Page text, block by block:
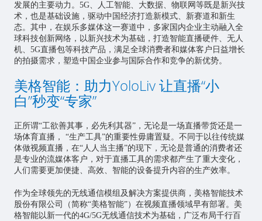
发展的主要动力。5G、
人工智能、大数据、物联网等既是新兴技
术，也是基础设施，驱动中国经济打造新模式、新赛道和新生
态。其中，在娱乐多媒体这一赛道中，多家国内企业主动融入全
球科技创新网络，以新兴技术为基础，打造智能直播硬件、无人
机、5G直播包等科技产品，满足全球消费者和媒体客户日益增长
的拍摄需求，塑造中国企业参与国际合作和竞争的新优势。
美格智能：助力YoloLiv 让直播“小
白”秒变“专家”
正所谓“工欲善其事，必先利其器”，无论是一场直播带货还是一
场体育直播， “生产工具”的重要性毋庸置疑。不同于以往传统媒
体做视频直播，在“人人当主播”的现下，无论是普通的消费者还
是专业的流媒体客户，对于直播工具的需求都产生了重大变化，
人们需要更加便捷、高效、智能的设备提升内容的生产效率。
作为全球领先的无线通信模组及解决方案提供商，美格智能技术
股份有限公司（简称“美格智能”）在视频直播领域早有部署。美
格智能以新一代的4G/5G无线通信技术为基础，广泛布局千行百